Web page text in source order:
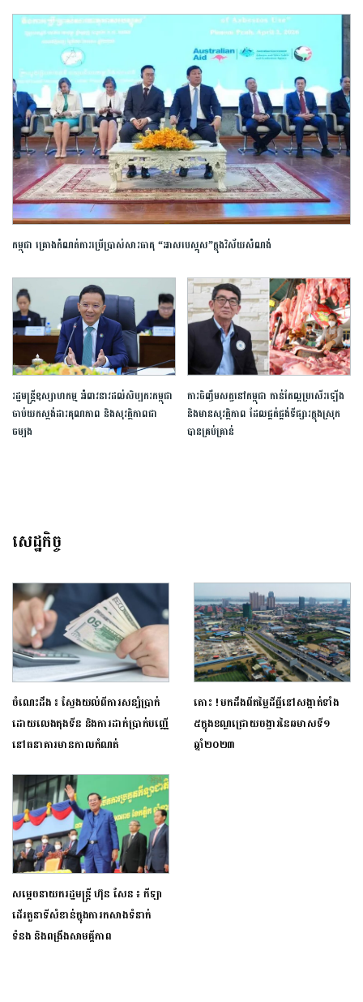
កម្ពុជា គ្រោងកំណត់ការប្រើប្រាស់សារធាតុ “អាសបេស្ដុស”ក្នុងវិស័យសំណង់
រដ្ឋមន្រ្តីឧស្សាហកម្ម អំពាវនាវដល់សិប្បករកម្ពុជា
ចាប់យកស្តង់ដារគុណភាព និងសុវត្ថិភាពជា
ចម្បង
ការចិញ្ចឹមសត្វនៅកម្ពុជា កាន់តែល្អប្រសើរឡើង​​
និងមានសុវត្ថិភាព​ ដែលផ្គត់ផ្គង់ទីផ្សារក្នុងស្រុក
បានគ្រប់គ្រាន់
សេដ្ឋកិច្ច
ចំណេះដឹង ៖ ស្វែងយល់ពីការសន្សំប្រាក់
ដោយលេងតុងទីន និងការដាក់ប្រាក់បញ្ញើ
នៅធនាគារមានកាលកំណត់
តោះ ! មកដឹងពីតម្លៃដីធ្លីនៅ​សង្កាត់ទាំង​
៥ក្នុង​ខណ្ឌជ្រោយ​ចង្វារនៃឆមាសទី​១
ឆ្នាំ២០២៣​
សម្ដេចនាយករដ្ឋមន្ត្រី ហ៊ុន សែន ៖ កីឡា
ដើរតួនាទីសំខាន់ក្នុងការកសាងទំនាក់
ទំនង និងពង្រឹងសាមគ្គីភាព